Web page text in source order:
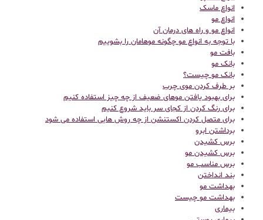
انواع ماسک
انواع مو
انواع مو و راه های درمان آن
با توجه به انواع مو چگونه موهامان را بشوییم
بافت مو
بانک مو
بانک مو چیست؟
بر طرف کردن موی چرب
برای بهبود یافتن موهای ضعیف از چه چیز استفاده کنیم
برای رنگ کردن از کجای سر باید شروع کنیم
برای متصل کردن اکستنشن از چه روش هایی استفاده می شود
برداشتن ابرو
برس کشیدن
برس کشیدن مو
برس مناسب مو
بند انداختن
بهداشت مو
بهداشت مو چیست
بیماری